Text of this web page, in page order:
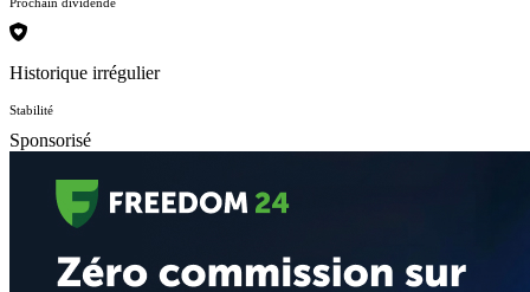
Historique irrégulier
Stabilité
Sponsorisé